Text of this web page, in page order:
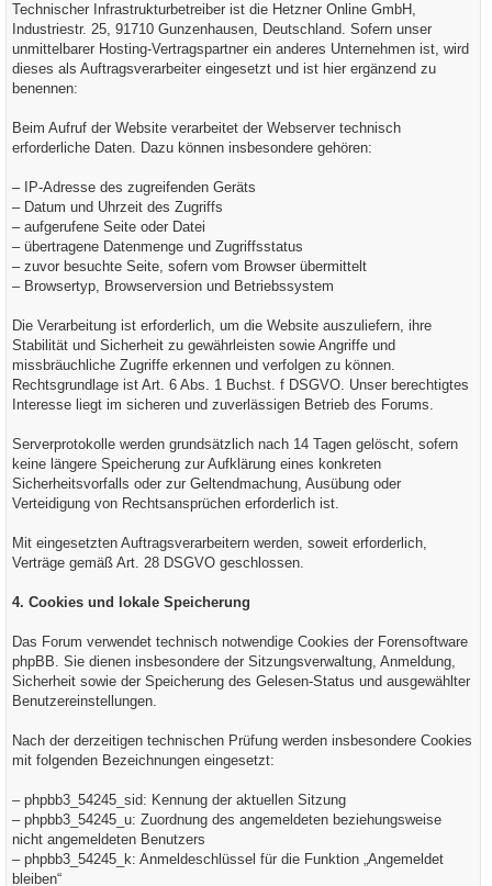
Technischer Infrastrukturbetreiber ist die Hetzner Online GmbH,
Industriestr. 25, 91710 Gunzenhausen, Deutschland. Sofern unser
unmittelbarer Hosting-Vertragspartner ein anderes Unternehmen ist, wird
dieses als Auftragsverarbeiter eingesetzt und ist hier ergänzend zu
benennen:
Beim Aufruf der Website verarbeitet der Webserver technisch
erforderliche Daten. Dazu können insbesondere gehören:
– IP-Adresse des zugreifenden Geräts
– Datum und Uhrzeit des Zugriffs
– aufgerufene Seite oder Datei
– übertragene Datenmenge und Zugriffsstatus
– zuvor besuchte Seite, sofern vom Browser übermittelt
– Browsertyp, Browserversion und Betriebssystem
Die Verarbeitung ist erforderlich, um die Website auszuliefern, ihre
Stabilität und Sicherheit zu gewährleisten sowie Angriffe und
missbräuchliche Zugriffe erkennen und verfolgen zu können.
Rechtsgrundlage ist Art. 6 Abs. 1 Buchst. f DSGVO. Unser berechtigtes
Interesse liegt im sicheren und zuverlässigen Betrieb des Forums.
Serverprotokolle werden grundsätzlich nach 14 Tagen gelöscht, sofern
keine längere Speicherung zur Aufklärung eines konkreten
Sicherheitsvorfalls oder zur Geltendmachung, Ausübung oder
Verteidigung von Rechtsansprüchen erforderlich ist.
Mit eingesetzten Auftragsverarbeitern werden, soweit erforderlich,
Verträge gemäß Art. 28 DSGVO geschlossen.
4. Cookies und lokale Speicherung
Das Forum verwendet technisch notwendige Cookies der Forensoftware
phpBB. Sie dienen insbesondere der Sitzungsverwaltung, Anmeldung,
Sicherheit sowie der Speicherung des Gelesen-Status und ausgewählter
Benutzereinstellungen.
Nach der derzeitigen technischen Prüfung werden insbesondere Cookies
mit folgenden Bezeichnungen eingesetzt:
– phpbb3_54245_sid: Kennung der aktuellen Sitzung
– phpbb3_54245_u: Zuordnung des angemeldeten beziehungsweise
nicht angemeldeten Benutzers
– phpbb3_54245_k: Anmeldeschlüssel für die Funktion „Angemeldet
bleiben“